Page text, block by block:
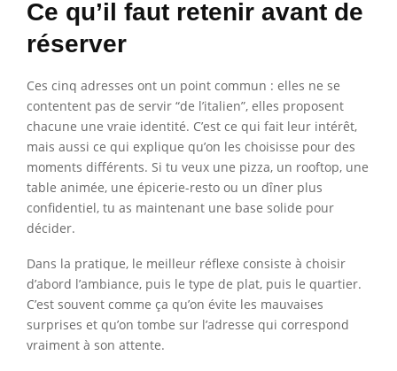
Ce qu’il faut retenir avant de
réserver
Ces cinq adresses ont un point commun : elles ne se
contentent pas de servir “de l’italien”, elles proposent
chacune une vraie identité. C’est ce qui fait leur intérêt,
mais aussi ce qui explique qu’on les choisisse pour des
moments différents. Si tu veux une pizza, un rooftop, une
table animée, une épicerie-resto ou un dîner plus
confidentiel, tu as maintenant une base solide pour
décider.
Dans la pratique, le meilleur réflexe consiste à choisir
d’abord l’ambiance, puis le type de plat, puis le quartier.
C’est souvent comme ça qu’on évite les mauvaises
surprises et qu’on tombe sur l’adresse qui correspond
vraiment à son attente.